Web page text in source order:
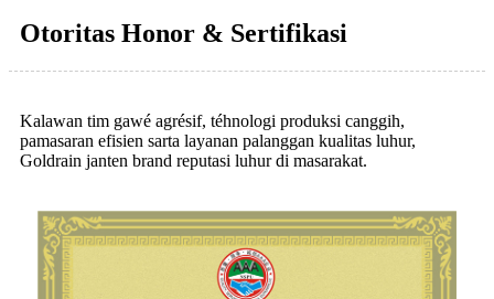
Otoritas Honor & Sertifikasi
Kalawan tim gawé agrésif, téhnologi produksi canggih,
pamasaran efisien sarta layanan palanggan kualitas luhur,
Goldrain janten brand reputasi luhur di masarakat.